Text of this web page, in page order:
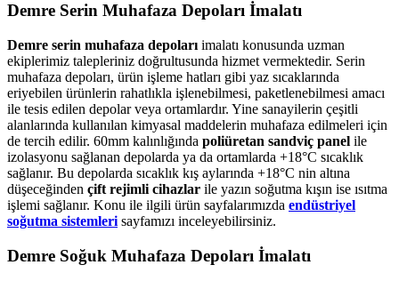
Demre Serin Muhafaza Depoları İmalatı
Demre serin muhafaza depoları imalatı konusunda uzman
ekiplerimiz talepleriniz doğrultusunda hizmet vermektedir. Serin
muhafaza depoları, ürün işleme hatları gibi yaz sıcaklarında
eriyebilen ürünlerin rahatlıkla işlenebilmesi, paketlenebilmesi amacı
ile tesis edilen depolar veya ortamlardır. Yine sanayilerin çeşitli
alanlarında kullanılan kimyasal maddelerin muhafaza edilmeleri için
de tercih edilir. 60mm kalınlığında poliüretan sandviç panel ile
izolasyonu sağlanan depolarda ya da ortamlarda +18°C sıcaklık
sağlanır. Bu depolarda sıcaklık kış aylarında +18°C nin altına
düşeceğinden çift rejimli cihazlar ile yazın soğutma kışın ise ısıtma
işlemi sağlanır. Konu ile ilgili ürün sayfalarımızda endüstriyel
soğutma sistemleri sayfamızı inceleyebilirsiniz.
Demre Soğuk Muhafaza Depoları İmalatı